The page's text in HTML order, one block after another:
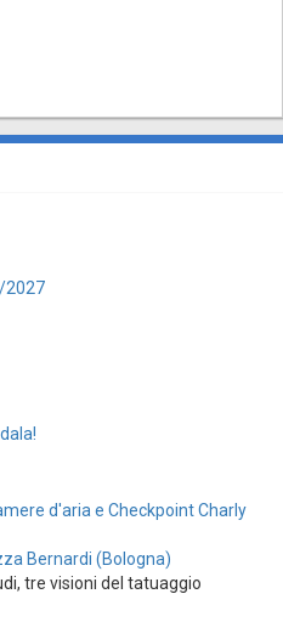
2027
d'aria e Checkpoint Charly
Bernardi (Bologna)
tre visioni del tatuaggio